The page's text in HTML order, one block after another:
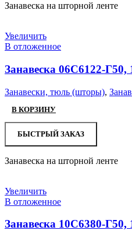
Занавеска на шторной ленте
Увеличить
В отложенное
Занавеска 06С6122-Г50,
Занавески, тюль (шторы),
В КОРЗИНУ
БЫСТРЫЙ ЗАКАЗ
Занавеска на шторной ленте
Увеличить
В отложенное
Занавеска 10С6380-Г50,